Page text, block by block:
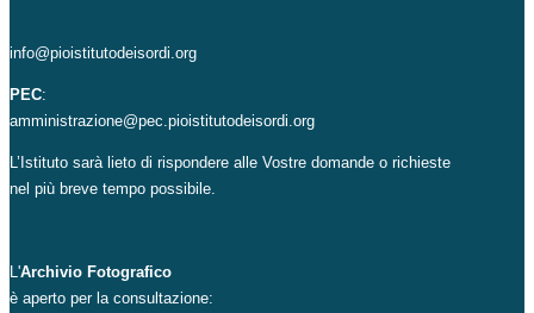
info@pioistitutodeisordi.org
PEC:
amministrazione@pec.pioistitutodeisordi.org
L’Istituto sarà lieto di rispondere alle Vostre domande o richieste
nel più breve tempo possibile.
L'Archivio Fotografico
è aperto per la consultazione: